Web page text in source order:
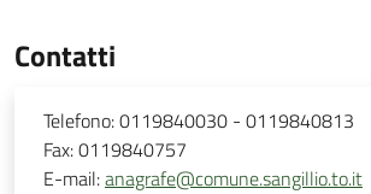
Contatti
Telefono:0119840030 - 0119840813
Fax:0119840757
E-mail:anagrafe@comune.sangillio.to.it